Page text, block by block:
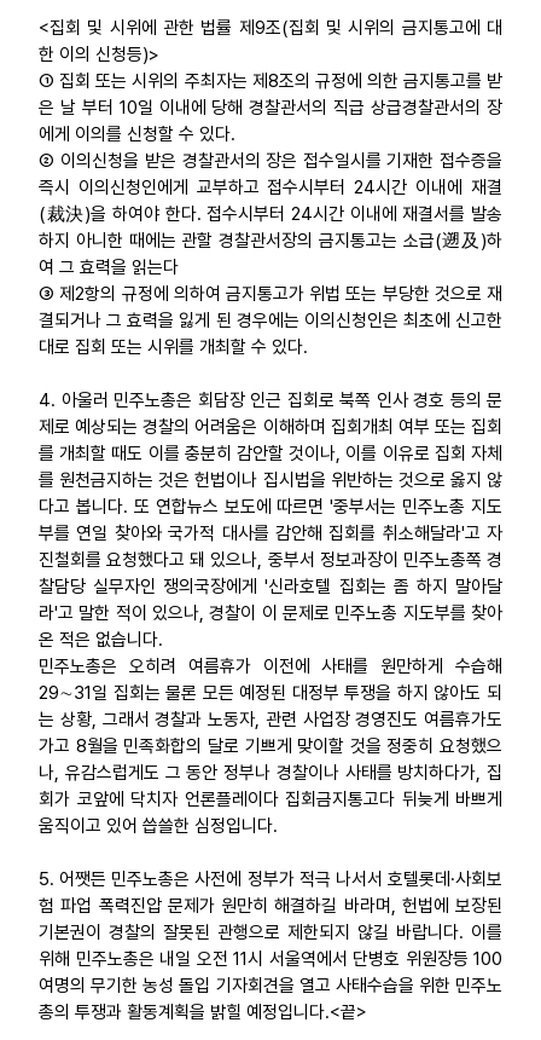
<집회 및 시위에 관한 법률 제9조(집회 및 시위의 금지통고에 대
한 이의 신청등)>
① 집회 또는 시위의 주최자는 제8조의 규정에 의한 금지통고를 받
은 날 부터 10일 이내에 당해 경찰관서의 직급 상급경찰관서의 장
에게 이의를 신청할 수 있다.
② 이의신청을 받은 경찰관서의 장은 접수일시를 기재한 접수증을
즉시 이의신청인에게 교부하고 접수시부터 24시간 이내에 재결
(裁決)을 하여야 한다. 접수시부터 24시간 이내에 재결서를 발송
하지 아니한 때에는 관할 경찰관서장의 금지통고는 소급(遡及)하
여 그 효력을 읽는다
③ 제2항의 규정에 의하여 금지통고가 위법 또는 부당한 것으로 재
결되거나 그 효력을 잃게 된 경우에는 이의신청인은 최초에 신고한
대로 집회 또는 시위를 개최할 수 있다.
4. 아울러 민주노총은 회담장 인근 집회로 북쪽 인사 경호 등의 문
제로 예상되는 경찰의 어려움은 이해하며 집회개최 여부 또는 집회
를 개최할 때도 이를 충분히 감안할 것이나, 이를 이유로 집회 자체
를 원천금지하는 것은 헌법이나 집시법을 위반하는 것으로 옳지 않
다고 봅니다. 또 연합뉴스 보도에 따르면 '중부서는 민주노총 지도
부를 연일 찾아와 국가적 대사를 감안해 집회를 취소해달라'고 자
진철회를 요청했다고 돼 있으나, 중부서 정보과장이 민주노총쪽 경
찰담당 실무자인 쟁의국장에게 '신라호텔 집회는 좀 하지 말아달
라'고 말한 적이 있으나, 경찰이 이 문제로 민주노총 지도부를 찾아
온 적은 없습니다.
민주노총은 오히려 여름휴가 이전에 사태를 원만하게 수습해
29∼31일 집회는 물론 모든 예정된 대정부 투쟁을 하지 않아도 되
는 상황, 그래서 경찰과 노동자, 관련 사업장 경영진도 여름휴가도
가고 8월을 민족화합의 달로 기쁘게 맞이할 것을 정중히 요청했으
나, 유감스럽게도 그 동안 정부나 경찰이나 사태를 방치하다가, 집
회가 코앞에 닥치자 언론플레이다 집회금지통고다 뒤늦게 바쁘게
움직이고 있어 씁쓸한 심정입니다.
5. 어쨋든 민주노총은 사전에 정부가 적극 나서서 호텔롯데·사회보
험 파업 폭력진압 문제가 원만히 해결하길 바라며, 헌법에 보장된
기본권이 경찰의 잘못된 관행으로 제한되지 않길 바랍니다. 이를
위해 민주노총은 내일 오전 11시 서울역에서 단병호 위원장등 100
여명의 무기한 농성 돌입 기자회견을 열고 사태수습을 위한 민주노
총의 투쟁과 활동계획을 밝힐 예정입니다.<끝>